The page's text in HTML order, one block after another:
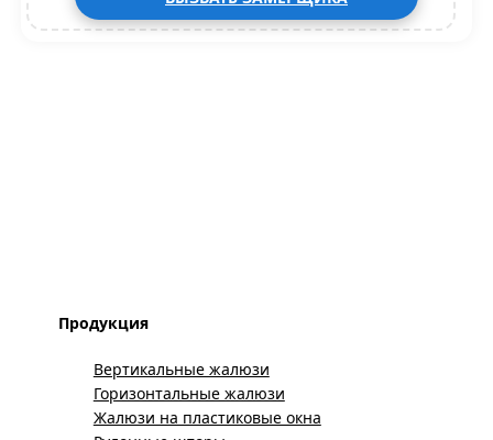
Продукция
Вертикальные жалюзи
Горизонтальные жалюзи
Жалюзи на пластиковые окна